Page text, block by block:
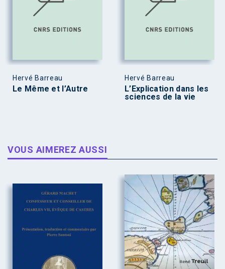
Hervé Barreau
Le Même et l’Autre
Hervé Barreau
L’Explication dans les
sciences de la vie
VOUS AIMEREZ AUSSI